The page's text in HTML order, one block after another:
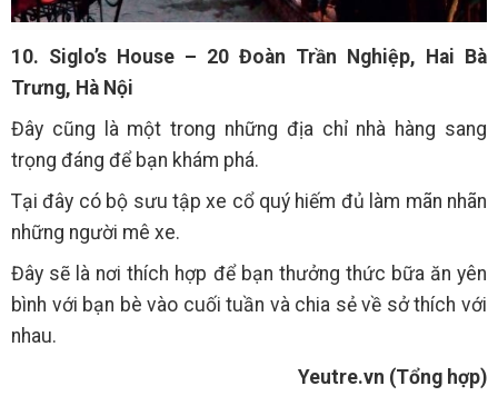
10. Siglo’s House – 20 Đoàn Trần Nghiệp, Hai Bà
Trưng, Hà Nội
Đây cũng là một trong những địa chỉ nhà hàng sang
trọng đáng để bạn khám phá.
Tại đây có bộ sưu tập xe cổ quý hiếm đủ làm mãn nhãn
những người mê xe.
Đây sẽ là nơi thích hợp để bạn thưởng thức bữa ăn yên
bình với bạn bè vào cuối tuần và chia sẻ về sở thích với
nhau.
Yeutre.vn (Tổng hợp)